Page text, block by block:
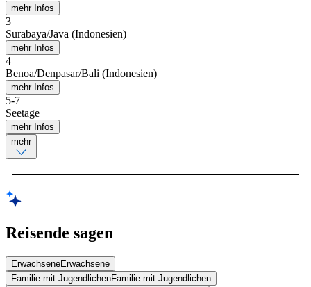
mehr Infos
3
Surabaya/Java (Indonesien)
mehr Infos
4
Benoa/Denpasar/Bali (Indonesien)
mehr Infos
5-7
Seetage
mehr Infos
mehr
Reisende sagen
ErwachseneErwachsene
Familie mit JugendlichenFamilie mit Jugendlichen